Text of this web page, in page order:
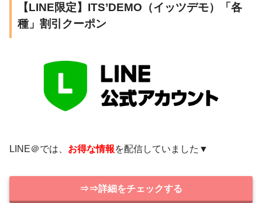
【LINE限定】ITS’DEMO（イッツデモ）「各
種」割引クーポン
LINE＠では、 お得な情報を配信していました▼
⇒⇒詳細をチェックする